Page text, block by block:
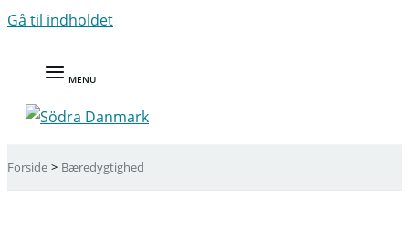
Gå til indholdet
MENU
Forside Bæredygtighed